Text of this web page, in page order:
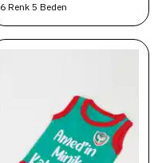
6 Renk 5 Beden